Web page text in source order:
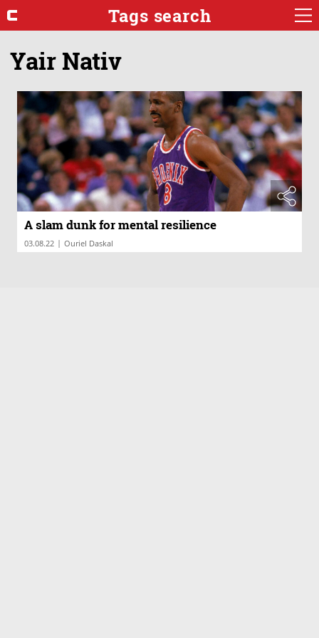
Tags search
Yair Nativ
A slam dunk for mental resilience
03.08.22 | Ouriel Daskal